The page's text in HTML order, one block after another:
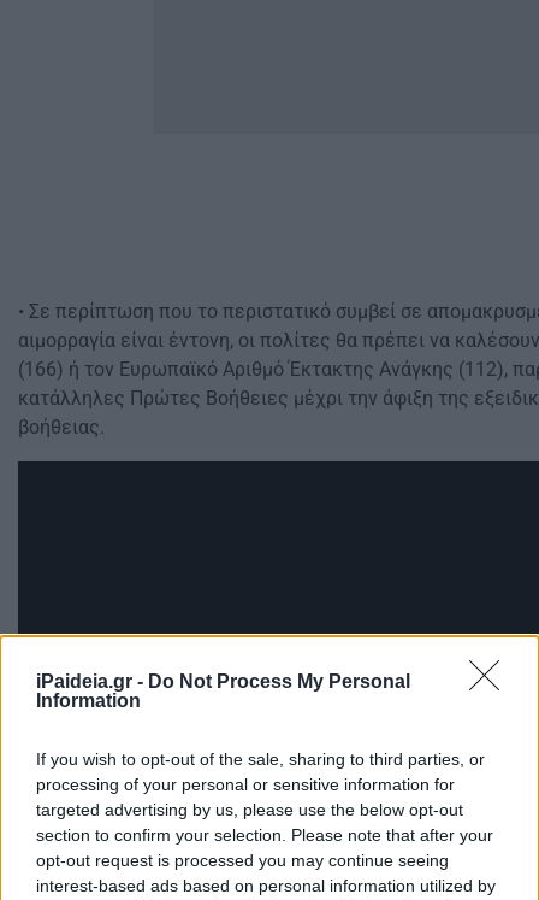
iPaideia.gr - Do Not Process My Personal
Information
If you wish to opt-out of the sale, sharing to third parties, or
processing of your personal or sensitive information for
targeted advertising by us, please use the below opt-out
section to confirm your selection. Please note that after your
opt-out request is processed you may continue seeing
interest-based ads based on personal information utilized by
• Σε περίπτωση που το περιστατικό συμβεί σε
αιμορραγία είναι έντονη, οι πολίτες θα πρέπει να
(166) ή τον Ευρωπαϊκό Αριθμό Έκτακτης Ανάγκης (112),
κατάλληλες Πρώτες Βοήθειες μέχρι την άφιξη της
βοήθειας.